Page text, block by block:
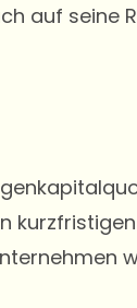
auf seine
kurzfristigen